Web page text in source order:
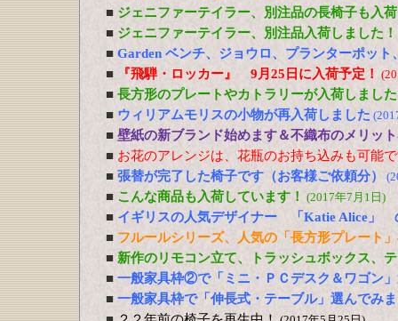
■ ジェニファーテイラー、別注品の長椅子も入
■ ジェニファーテイラー、別注品入荷しました！
■ Garden ベンチ、ジョウロ、プランターポット
■
『飛騨・ロッカー』 9月25日に入荷予定！
■ 長方形のプレートやカトラリーが入荷しました
■ ウィリアムモリスの小物が再入荷しました
■ 壁紙の新ブランド始めます＆不織布のメリッ
■ お花のアレンジは、花瓶のお持ち込みも可能
■ 張替が完了した椅子です（お客様ご依頼分）
■ こんな商品も入荷しています！ (2017年7月1日)
■ イギリスの人気デザイナー 「Katie Alice」
■ フルールシリーズ、人気の「長方形プレート
■ 新作のリモコン立て、トラッシュボックス、
■ 一般家具枠②で「ミニ・ＰＣデスク＆ワゴン
■ 一般家具枠で「伸長式・テーブル」選んでみ